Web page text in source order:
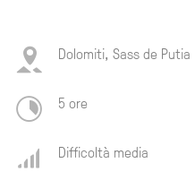
Dolomiti, Sass de Putia
5 ore
Difficoltà media